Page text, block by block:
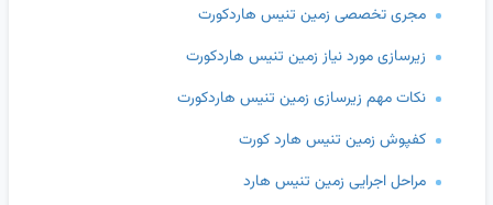
مجری تخصصی زمین تنیس هاردکورت
زیرسازی مورد نیاز زمین تنیس هاردکورت
نکات مهم زیرسازی زمین تنیس هاردکورت
کفپوش زمین تنیس هارد کورت
مراحل اجرایی زمین تنیس هارد